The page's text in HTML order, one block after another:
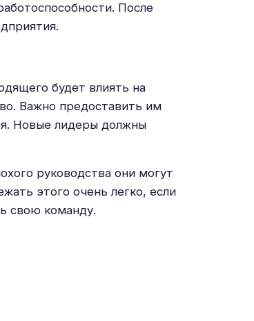
После
будет влиять на
Важно предоставить им
Новые лидеры должны
руководства они могут
этого очень легко, если
свою команду.